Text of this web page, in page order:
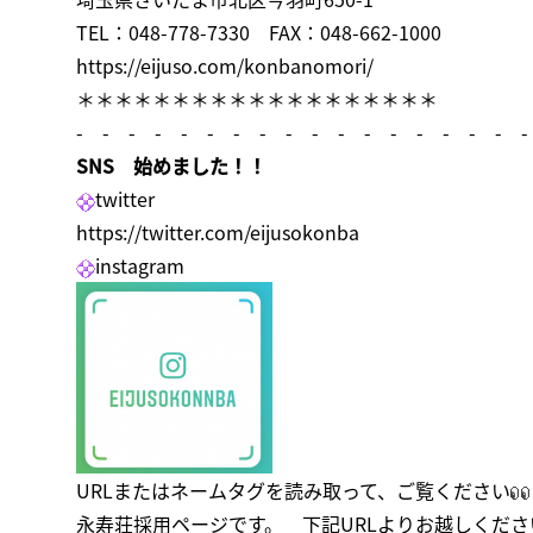
TEL：048-778-7330 FAX：048-662-1000
https://eijuso.com/konbanomori/
＊＊＊＊＊＊＊＊＊＊＊＊＊＊＊＊＊＊＊
- - - - - - - - - - - - - - - - -
SNS 始めました！！
twitter
https://twitter.com/eijusokonba
instagram
URLまたはネームタグを読み取って、ご覧ください
永寿荘採用ページです。 下記URLよりお越しくだ